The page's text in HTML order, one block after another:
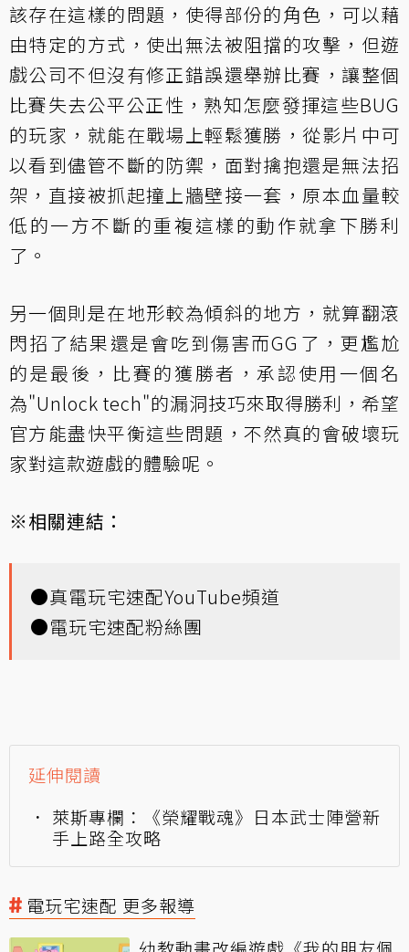
該存在這樣的問題，使得部份的角色，可以藉
由特定的方式，使出無法被阻擋的攻擊，但遊
戲公司不但沒有修正錯誤還舉辦比賽，讓整個
比賽失去公平公正性，熟知怎麼發揮這些BUG
的玩家，就能在戰場上輕鬆獲勝，從影片中可
以看到儘管不斷的防禦，面對擒抱還是無法招
架，直接被抓起撞上牆壁接一套，原本血量較
低的一方不斷的重複這樣的動作就拿下勝利
了。
另一個則是在地形較為傾斜的地方，就算翻滾
閃招了結果還是會吃到傷害而GG了，更尷尬
的是最後，比賽的獲勝者，承認使用一個名
為"Unlock tech"的漏洞技巧來取得勝利，希望
官方能盡快平衡這些問題，不然真的會破壞玩
家對這款遊戲的體驗呢。
※相關連結：
●真電玩宅速配YouTube頻道
●電玩宅速配粉絲團
延伸閱讀
萊斯專欄：《榮耀戰魂》日本武士陣營新
手上路全攻略
電玩宅速配 更多報導